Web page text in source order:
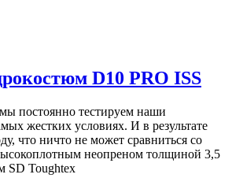
D10 PRO ISS
постоянно тестируем наши
жестких условиях. И в результате
что ничто не может сравниться со
неопреном толщиной 3,5
SD Toughtex